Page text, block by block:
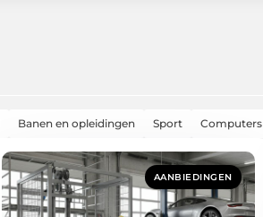
Banen en opleidingen Sport Computers
AANBIEDINGEN